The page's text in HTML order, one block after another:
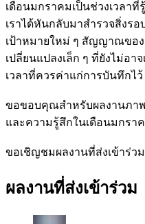
เดือนมกราคมเป็นช่วงเวลาที่
เราได้หันกลับมาสำรวจสิ่งรอ
เป้าหมายใหม่ ๆ สัญญาณของ
เปลี่ยนแปลงเล็ก ๆ ที่ยังไม่อา
เวลาที่ควรค่าแก่การบันทึกไว้
ขอขอบคุณสำหรับผลงานภาพ
และความรู้สึกในเดือนมกรา
ขอเชิญชมผลงานที่ส่งเข้าร่ว
ผลงานที่ส่งเข้าร่วม